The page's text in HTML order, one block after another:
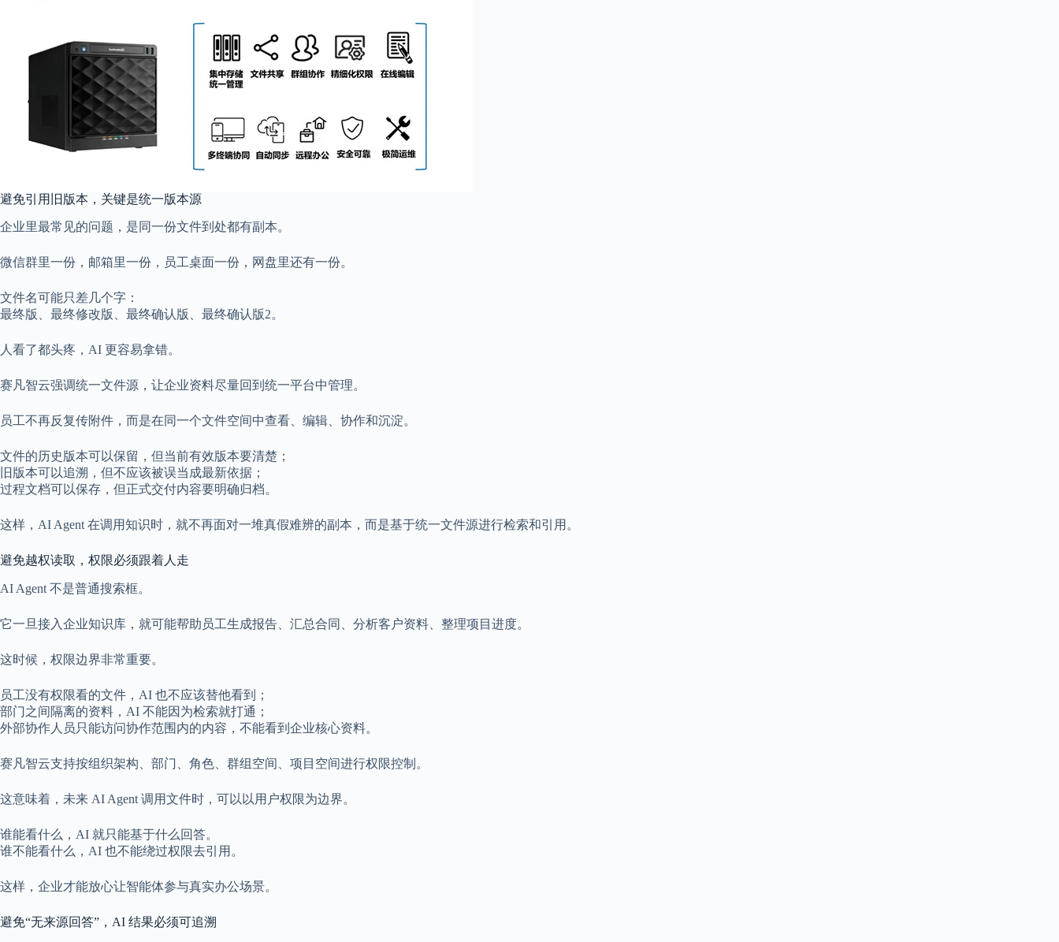
避免引用旧版本，关键是统一版本源
企业里最常见的问题，是同一份文件到处都有副本。
微信群里一份，邮箱里一份，员工桌面一份，网盘里还有一份。
文件名可能只差几个字：
最终版、最终修改版、最终确认版、最终确认版2。
人看了都头疼，AI 更容易拿错。
赛凡智云强调统一文件源，让企业资料尽量回到统一平台中管理。
员工不再反复传附件，而是在同一个文件空间中查看、编辑、协作和沉淀。
文件的历史版本可以保留，但当前有效版本要清楚；
旧版本可以追溯，但不应该被误当成最新依据；
过程文档可以保存，但正式交付内容要明确归档。
这样，AI Agent 在调用知识时，就不再面对一堆真假难辨的副本，而是基于统一文件源进行检索和引用。
避免越权读取，权限必须跟着人走
AI Agent 不是普通搜索框。
它一旦接入企业知识库，就可能帮助员工生成报告、汇总合同、分析客户资料、整理项目进度。
这时候，权限边界非常重要。
员工没有权限看的文件，AI 也不应该替他看到；
部门之间隔离的资料，AI 不能因为检索就打通；
外部协作人员只能访问协作范围内的内容，不能看到企业核心资料。
赛凡智云支持按组织架构、部门、角色、群组空间、项目空间进行权限控制。
这意味着，未来 AI Agent 调用文件时，可以以用户权限为边界。
谁能看什么，AI 就只能基于什么回答。
谁不能看什么，AI 也不能绕过权限去引用。
这样，企业才能放心让智能体参与真实办公场景。
避免“无来源回答”，AI 结果必须可追溯